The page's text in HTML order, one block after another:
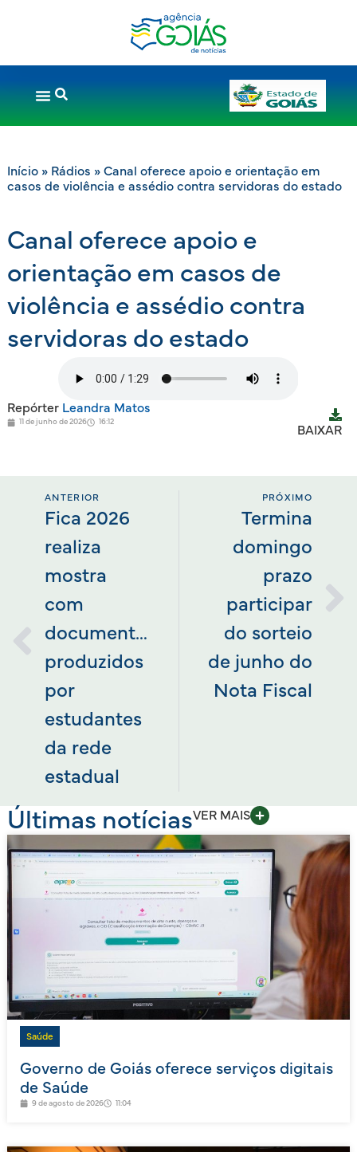
Início» Rádios » Canal oferece apoio e orientação em
casos de violência e assédio contra servidoras do estado
Canal oferece apoio e
orientação em casos de
violência e assédio contra
servidoras do estado
RepórterLeandra Matos
11 de junho de 2026 16:12
BAIXAR
ANTERIOR
Fica 2026
realiza
mostra
com
documentários
produzidos
por
estudantes
da rede
estadual
PRÓXIMO
Termina
domingo
prazo
participar
do sorteio
de junho do
Nota Fiscal
Últimas notíciasVER MAIS
Saúde
Governo de Goiás oferece serviços digitais
de Saúde
9 de agosto de 2026 11:04